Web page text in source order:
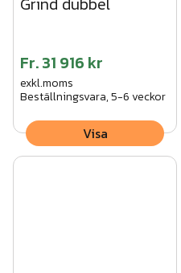
Fr.31 916 kr
exkl.moms
Beställningsvara, 5-6 veckor
Visa